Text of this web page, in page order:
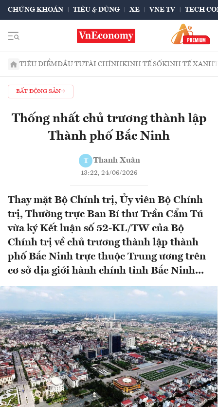
CHỨNG KHOÁN TIÊU & DÙNG XE VNE TV TECH
TIÊU ĐIỂMĐẦU TƯTÀI CHÍNHKINH TẾ SỐKINH TẾ XANH
BẤT ĐỘNG SẢN
Thống nhất chủ trương thành lập
Thành phố Bắc Ninh
T Thanh Xuân
13:22, 24/06/2026
Thay mặt Bộ Chính trị, Ủy viên Bộ Chính
trị, Thường trực Ban Bí thư Trần Cẩm Tú
vừa ký Kết luận số 52-KL/TW của Bộ
Chính trị về chủ trương thành lập thành
phố Bắc Ninh trực thuộc Trung ương trên
cơ sở địa giới hành chính tỉnh Bắc Ninh...